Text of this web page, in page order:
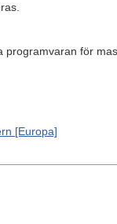
för
[Europa]